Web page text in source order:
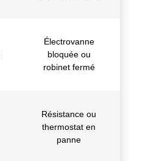
Électrovanne
bloquée ou
robinet fermé
Résistance ou
thermostat en
panne